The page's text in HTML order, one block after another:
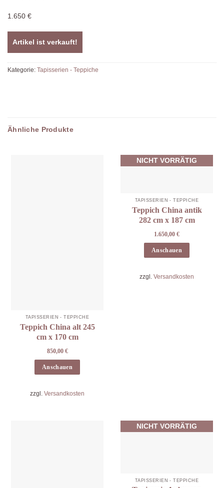
1.650 €
Artikel ist verkauft!
Kategorie: Tapisserien - Teppiche
Ähnliche Produkte
TAPISSERIEN - TEPPICHE
Teppich China alt 245
cm x 170 cm
850,00 €
Anschauen
zzgl. Versandkosten
NICHT VORRÄTIG
TAPISSERIEN - TEPPICHE
Teppich China antik
282 cm x 187 cm
1.650,00 €
Anschauen
zzgl. Versandkosten
NICHT VORRÄTIG
TAPISSERIEN - TEPPICHE